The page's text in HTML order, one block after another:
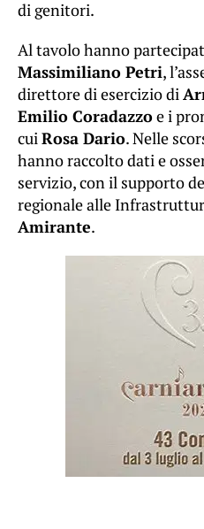
di genitori.
Al tavolo hanno
Massimiliano Petri,
direttore di esercizio di
Emilio Coradazzoe i
cuiRosa Dario. Nelle
hanno raccolto dati e
servizio, con il supporto
regionale alle
Amirante.